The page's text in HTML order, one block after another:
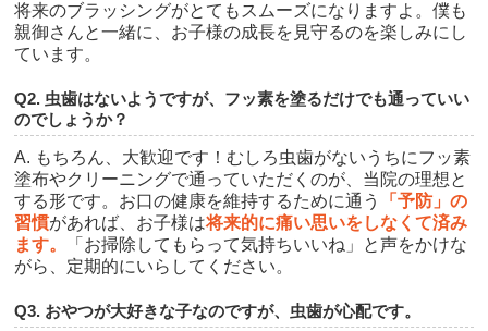
将来のブラッシングがとてもスムーズになりますよ。僕も
親御さんと一緒に、お子様の成長を見守るのを楽しみにし
ています。
Q2. 虫歯はないようですが、フッ素を塗るだけでも通っていい
のでしょうか？
A. もちろん、大歓迎です！むしろ虫歯がないうちにフッ素
塗布やクリーニングで通っていただくのが、当院の理想と
する形です。お口の健康を維持するために通う
「予防」の
習慣があれば、お子様は将来的に痛い思いをしなくて済み
ます。
「お掃除してもらって気持ちいいね」と声をかけな
がら、定期的にいらしてください。
Q3. おやつが大好きな子なのですが、虫歯が心配です。